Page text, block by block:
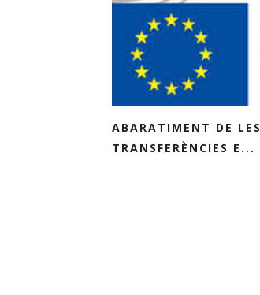
ABARATIMENT DE LES
TRANSFERÈNCIES E...